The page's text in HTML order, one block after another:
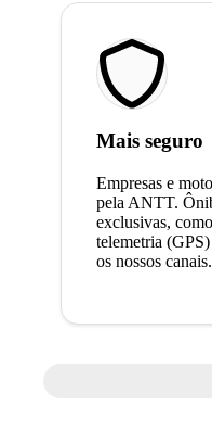
Mais seguro
Empresas e
pela ANTT.
exclusivas,
telemetria
os nossos canais.